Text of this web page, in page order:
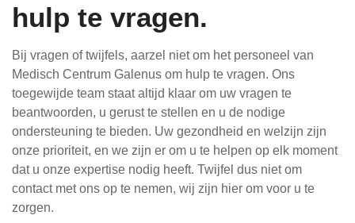
hulp te vragen.
Bij vragen of twijfels, aarzel niet om het personeel van
Medisch Centrum Galenus om hulp te vragen. Ons
toegewijde team staat altijd klaar om uw vragen te
beantwoorden, u gerust te stellen en u de nodige
ondersteuning te bieden. Uw gezondheid en welzijn zijn
onze prioriteit, en we zijn er om u te helpen op elk moment
dat u onze expertise nodig heeft. Twijfel dus niet om
contact met ons op te nemen, wij zijn hier om voor u te
zorgen.